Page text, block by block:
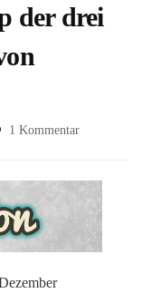
der drei
1 Kommentarzu
Camp
der
Gaben: